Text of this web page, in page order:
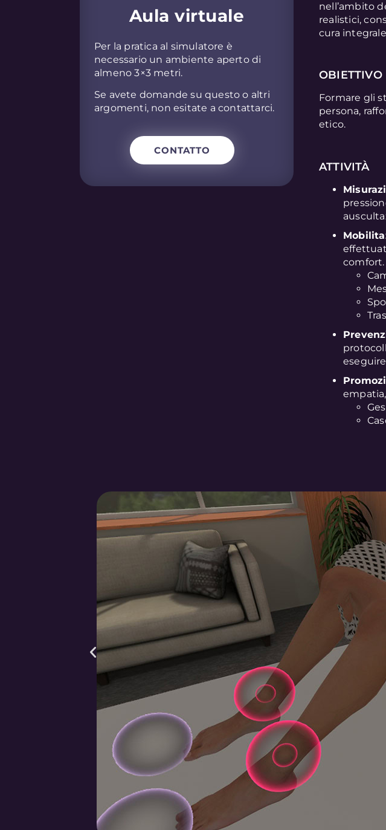
Aula virtuale
Per la pratica al simulatore è
necessario un ambiente aperto di
almeno 3×3 metri.
Se avete domande su questo o altri
argomenti, non esitate a contattarci.
CONTATTO
nell’ambito
realistici,
cura
OBIETTIVO
Formare gli
persona,
etico.
ATTIVITÀ
comfort.